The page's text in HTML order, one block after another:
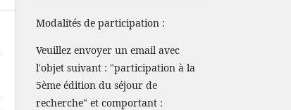
Modalités de participation :
Veuillez envoyer un email avec
l'objet suivant : "participation à la
5ème édition du séjour de
recherche" et comportant :